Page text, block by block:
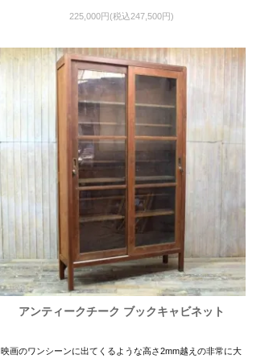
225,000円(税込247,500円)
アンティークチーク ブックキャビネット
映画のワンシーンに出てくるような高さ2mm越えの非常に大